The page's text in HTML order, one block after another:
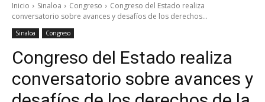
Inicio Sinaloa Congreso
Congreso del Estado realiza
conversatorio sobre avances y desafíos de los derechos...
Sinaloa Congreso
Congreso del Estado realiza
conversatorio sobre avances y